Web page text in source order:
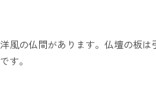
洋風の仏間があります。仏壇の板
です。